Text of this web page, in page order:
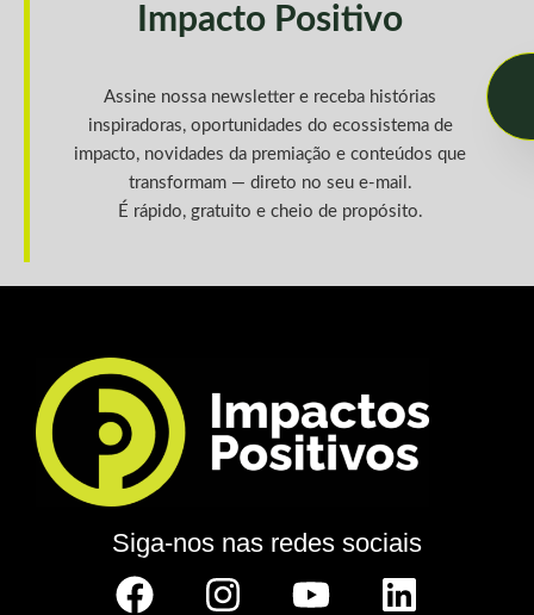
Impacto Positivo
Assine nossa newsletter e receba histórias
inspiradoras, oportunidades do ecossistema de
impacto, novidades da premiação e conteúdos que
transformam — direto no seu e-mail.
É rápido, gratuito e cheio de propósito.
Siga-nos nas redes sociais